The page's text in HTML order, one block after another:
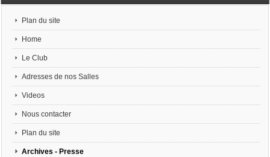
Plan du site
Home
Le Club
Adresses de nos Salles
Videos
Nous contacter
Plan du site
Archives - Presse